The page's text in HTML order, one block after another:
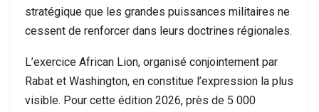
stratégique que les grandes puissances militaires ne
cessent de renforcer dans leurs doctrines régionales.
L’exercice African Lion, organisé conjointement par
Rabat et Washington, en constitue l’expression la plus
visible. Pour cette édition 2026, près de 5 000